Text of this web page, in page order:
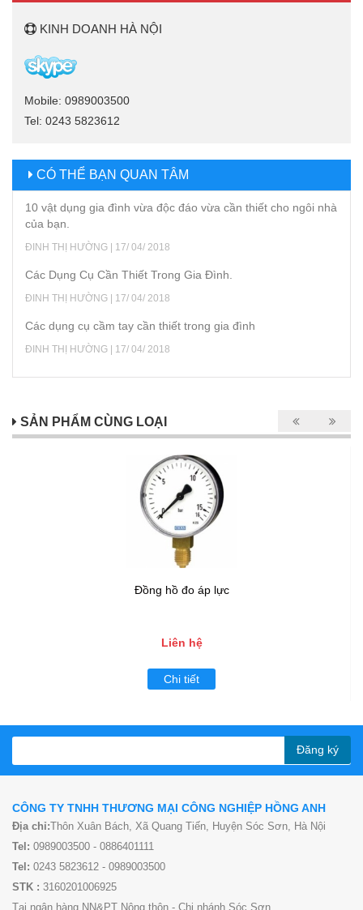
KINH DOANH HÀ NỘI
Mobile: 0989003500
Tel: 0243 5823612
CÓ THỂ BẠN QUAN TÂM
10 vật dụng gia đình vừa độc đáo vừa cần thiết cho ngôi nhà
của bạn.
ĐINH THỊ HƯỜNG | 17/ 04/ 2018
Các Dụng Cụ Cần Thiết Trong Gia Đình.
ĐINH THỊ HƯỜNG | 17/ 04/ 2018
Các dụng cụ cầm tay cần thiết trong gia đình
ĐINH THỊ HƯỜNG | 17/ 04/ 2018
SẢN PHẨM CÙNG LOẠI
Đồng hồ đo áp lực
Liên hệ
Chi tiết
Đăng ký
CÔNG TY TNHH THƯƠNG MẠI CÔNG NGHIỆP HỒNG ANH
Địa chỉ:Thôn Xuân Bách, Xã Quang Tiến, Huyện Sóc Sơn, Hà Nội
Tel: 0989003500 - 0886401111
Tel: 0243 5823612 - 0989003500
STK : 3160201006925
Tại ngân hàng NN&PT Nông thôn - Chi nhánh Sóc Sơn